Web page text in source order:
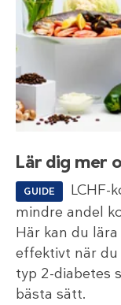
Lär dig mer
GUIDE
LCHF-
mindre andel
Här kan du
effektivt när du
typ 2-diabetes
bästa sätt.